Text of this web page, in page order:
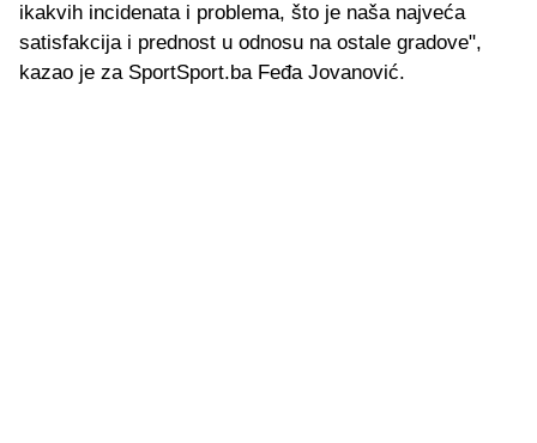
ikakvih incidenata i problema, što je naša najveća
satisfakcija i prednost u odnosu na ostale gradove",
kazao je za SportSport.ba Feđa Jovanović.